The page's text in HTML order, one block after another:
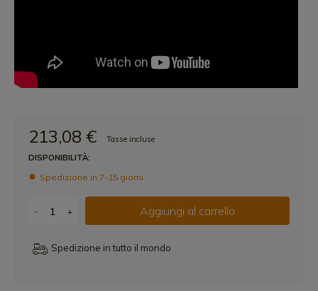
213,08 €
Tasse incluse
DISPONIBILITÀ:
Spedizione in 7-15 giorni
- + Aggiungi al carrello
Spedizione in tutto il mondo